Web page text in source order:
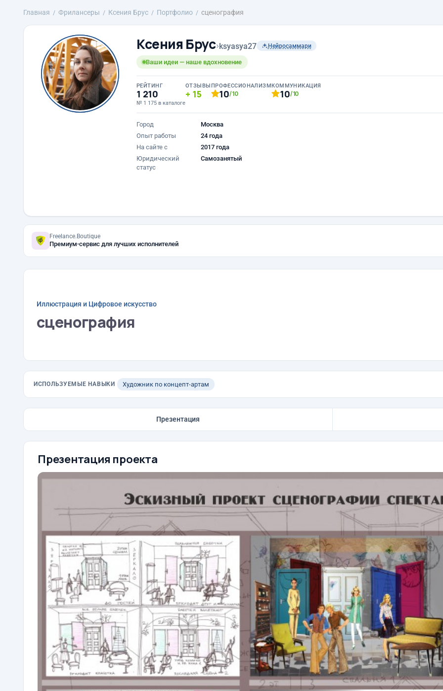
Главная Фрилансеры Ксения Брус Портфолио сценография
Ксения Брус›ksyasya27 Нейросаммари
Ваши идеи — наше вдохновение
РЕЙТИНГ
1 210
№ 1 175 в каталоге
ОТЗЫВЫ
15
ПРОФЕССИОНАЛИЗМ
10/10
КОММУНИКАЦИЯ
10/10
Город
Москва
Опыт работы
24 года
На сайте с
2017 года
Юридический
статус
Самозанятый
Freelance.Boutique
Премиум-сервис для лучших исполнителей
Иллюстрация и Цифровое искусство
сценография
ИСПОЛЬЗУЕМЫЕ НАВЫКИ Художник по концепт-артам
Презентация
Презентация проекта